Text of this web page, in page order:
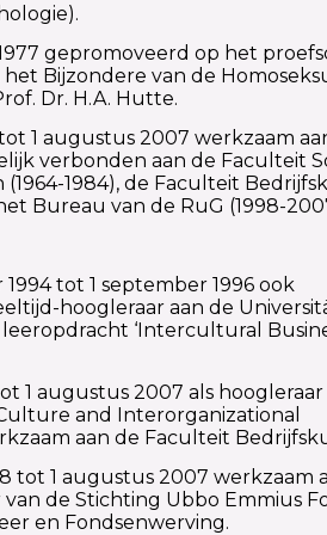
op het
het Bijzondere van de
Dr. H.A. Hutte.
augustus 2007 werkzaam
verbonden aan de Faculteit
1984), de Faculteit
Bureau van de RuG (1998-
1994 tot 1 september 1996 ook
hoogleraar aan de
‘Intercultural
1 augustus 2007 als hoogleraar
and Interorganizational
aan de Faculteit
tot 1 augustus 2007 werkzaam
de Stichting Ubbo Emmius
en Fondsenwerving.